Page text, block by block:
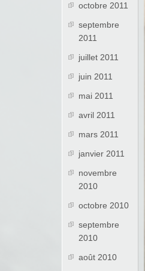
octobre 2011
septembre
2011
juillet 2011
juin 2011
mai 2011
avril 2011
mars 2011
janvier 2011
novembre
2010
octobre 2010
septembre
2010
août 2010